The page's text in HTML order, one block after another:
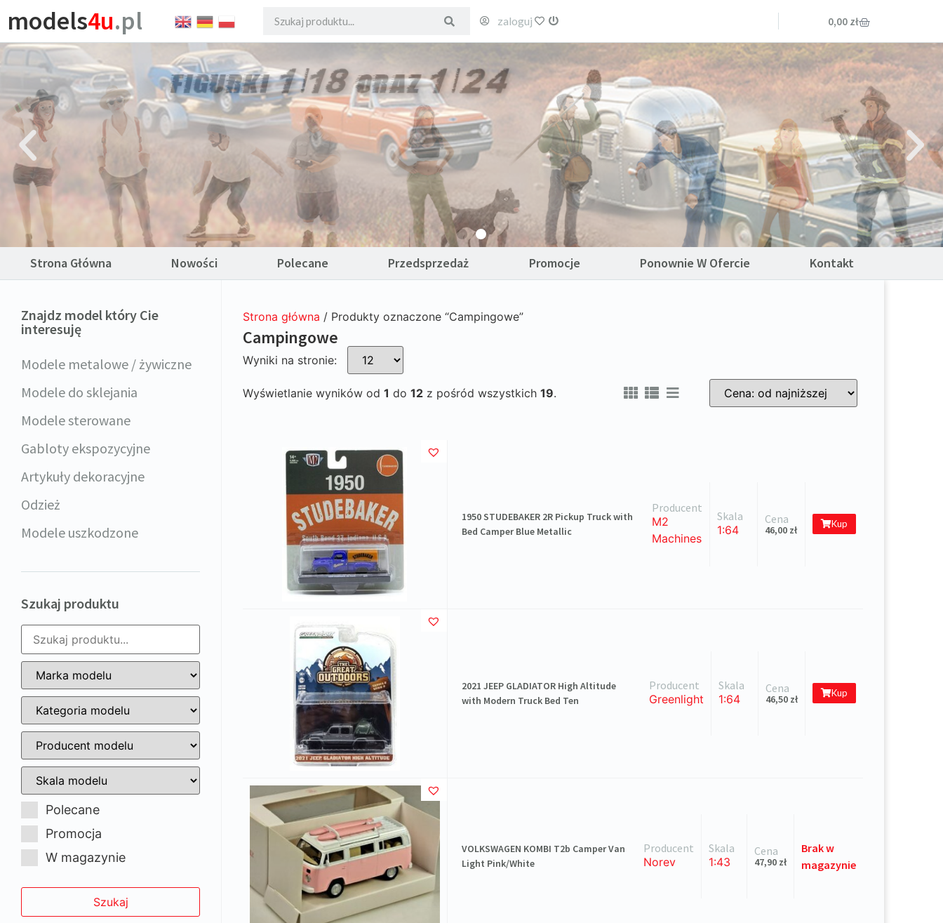
models4u.pl zaloguj ulubione 0,00 zł
Strona Główna Nowości Polecane Przedsprzedaż Promocje Ponownie W Ofercie Kontakt
Znajdz model który Cie
interesuję
Modele metalowe / żywiczne
Modele do sklejania
Modele sterowane
Gabloty ekspozycyjne
Artykuły dekoracyjne
Odzież
Modele uszkodzone
Szukaj produktu
Polecane
Promocja
W magazynie
Strona główna / Produkty oznaczone “Campingowe”
Campingowe
Wyniki na stronie:
Wyświetlanie wyników od 1 do 12 z pośród wszystkich 19.
Sort Products
1950 STUDEBAKER 2R Pickup Truck with
Bed Camper Blue Metallic
Producent
M2
Machines
Skala
1:64
Cena
46,00 zł Kup
2021 JEEP GLADIATOR High Altitude
with Modern Truck Bed Ten
Producent
Greenlight
Skala
1:64
Cena
46,50 zł Kup
VOLKSWAGEN KOMBI T2b Camper Van
Light Pink/White
Producent
Norev
Skala
1:43
Cena
47,90 zł
Brakw
magazynie